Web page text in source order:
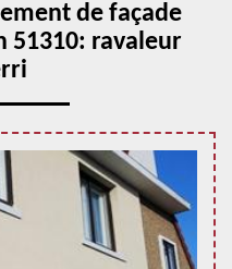
de façade
51310: ravaleur